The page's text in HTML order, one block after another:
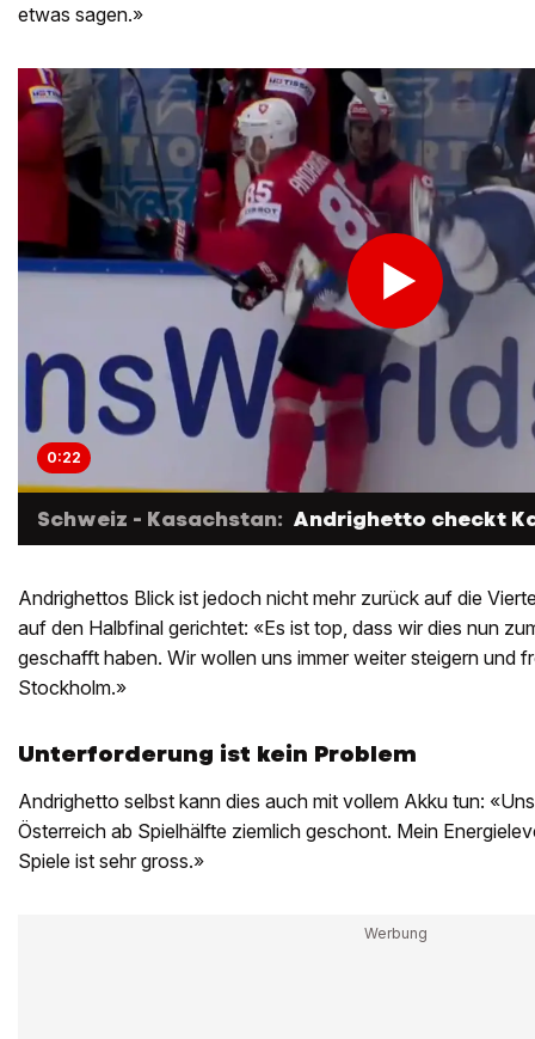
etwas sagen.»
0:22
Schweiz - Kasachstan: Andrighetto checkt
Andrighettos Blick ist jedoch nicht mehr zurück auf die
auf den Halbfinal gerichtet: «Es ist top, dass wir dies nun
geschafft haben. Wir wollen uns immer weiter steigern und
Stockholm.»
Unterforderung ist kein Problem
Andrighetto selbst kann dies auch mit vollem Akku tun:
Österreich ab Spielhälfte ziemlich geschont. Mein
Spiele ist sehr gross.»